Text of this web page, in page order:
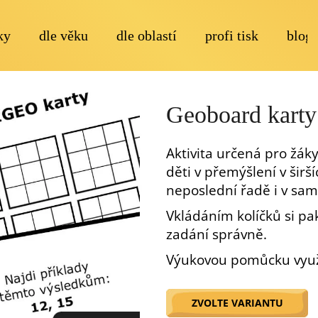
dle věku dle oblastí profi tisk blog
Geoboard
Aktivita určená pro
děti v přemýšlení v
neposlední řadě i v
Vkládáním kolíčků si
zadání správně.
Výukovou pomůcku
ZVOLTE VARIANTU
Doporučujeme